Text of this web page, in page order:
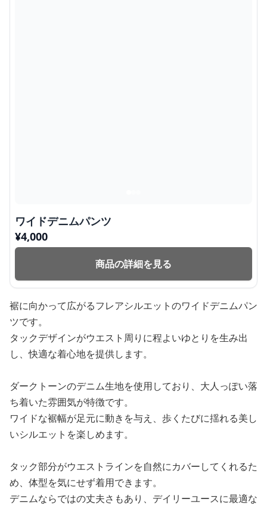
ワイドデニムパンツ
¥4,000
商品の詳細を見る
裾に向かって広がるフレアシルエットのワイドデニムパン
ツです。
タックデザインがウエスト周りに程よいゆとりを生み出
し、快適な着心地を提供します。
ダークトーンのデニム生地を使用しており、大人っぽい落
ち着いた雰囲気が特徴です。
ワイドな裾幅が足元に動きを与え、歩くたびに揺れる美し
いシルエットを楽しめます。
タック部分がウエストラインを自然にカバーしてくれるた
め、体型を気にせず着用できます。
デニムならではの丈夫さもあり、デイリーユースに最適な